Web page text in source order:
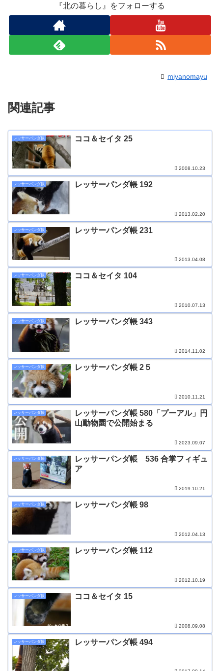
『北の暮らし』をフォローする
miyanomayu
関連記事
レッサーパンダ帳 ココ＆セイタ 25
2008.10.23
レッサーパンダ帳 レッサーパンダ帳 192
2013.02.20
レッサーパンダ帳 レッサーパンダ帳 231
2013.04.08
レッサーパンダ帳 ココ＆セイタ 104
2010.07.13
レッサーパンダ帳 レッサーパンダ帳 343
2014.11.02
レッサーパンダ帳 レッサーパンダ帳 2５
2010.11.21
レッサーパンダ帳
レッサーパンダ帳 580「プーアル」円
山動物園で公開始まる
2023.09.07
レッサーパンダ帳
レッサーパンダ帳 536 合掌フィギュ
ア
2019.10.21
レッサーパンダ帳 レッサーパンダ帳 98
2012.04.13
レッサーパンダ帳 レッサーパンダ帳 112
2012.10.19
レッサーパンダ帳 ココ＆セイタ 15
2008.09.08
レッサーパンダ帳 レッサーパンダ帳 494